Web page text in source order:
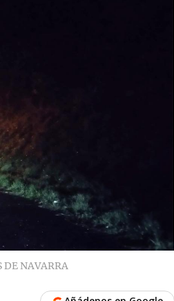
DE NAVARRA